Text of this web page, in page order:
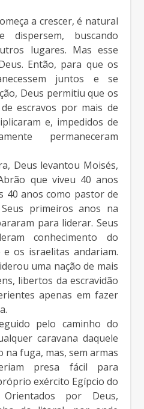
a crescer, é natural
buscando
lugares. Mas esse
Então, para que os
juntos e se
Deus permitiu que os
escravos por mais de
e, impedidos de
permaneceram
Deus levantou Moisés,
que viveu 40 anos
40 anos como pastor de
primeiros anos na
para liderar. Seus
conhecimento do
os israelitas andariam.
uma nação de mais
libertos da escravidão
apenas em fazer
pelo caminho do
caravana daquele
fuga, mas, sem armas
presa fácil para
exército Egípcio do
por Deus,